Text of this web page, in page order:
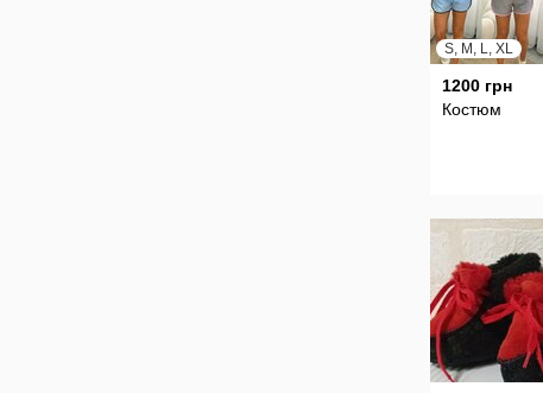
S, M, L, XL
1200 грн
Костюм